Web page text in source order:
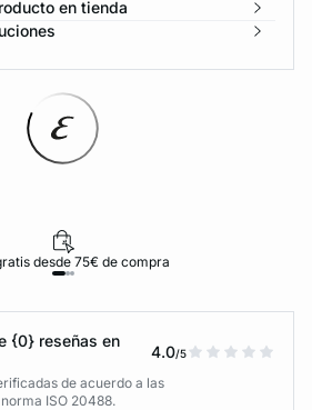
en tienda
desde 75€ de compra
{0} reseñas en
4.0/5
de acuerdo a las
ISO 20488.